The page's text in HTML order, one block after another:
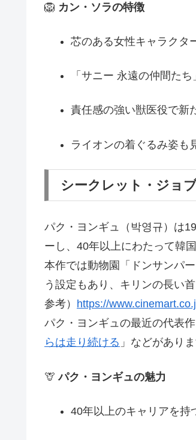
🦁 カン・ソラの特徴
芯のある女性キャラクタ
「サニー 永遠の仲間た
責任感の強い獣医役で新
ライオンの着ぐるみ姿も
シークレット・ジョ
パク・ヨンギュ（박영규）は
ーし、40年以上にわたって韓
本作では動物園「ドンサンパ
う設定もあり、キリンの長い
参考） https://
パク・ヨンギュの最近の代表
らは走り続ける 」などがあり
🦒パク・ヨンギュの魅力
40年以上のキャリアを持